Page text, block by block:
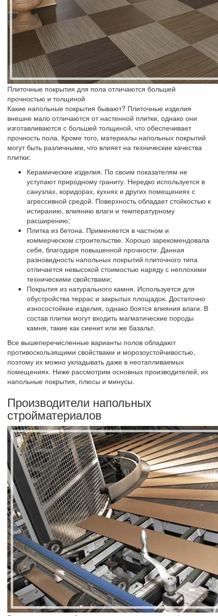
Плиточные покрытия для пола отличаются большей
прочностью и толщиной
Какие напольные покрытия бывают? Плиточные изделия
внешне мало отличаются от настенной плитки, однако они
изготавливаются с большей толщиной, что обеспечивает
прочность пола. Кроме того, материалы напольных покрытий
могут быть различными, что влияет на технические качества
плитки:
Керамические изделия. По своим показателям не
уступают природному граниту. Нередко используется в
санузлах, коридорах, кухнях и других помещениях с
агрессивной средой. Поверхность обладает стойкостью к
истиранию, влиянию влаги и температурному
расширению;
Плитка из бетона. Применяется в частном и
коммерческом строительстве. Хорошо зарекомендовала
себя, благодаря повышенной прочности. Данная
разновидность напольных покрытий плиточного типа
отличается невысокой стоимостью наряду с неплохими
техническими свойствами;
Покрытия из натурального камня. Используется для
обустройства террас и закрытых площадок. Достаточно
износостойкие изделия, однако боятся влияния влаги. В
состав плитки могут входить магматические породы
камня, такие как сиенит или же базальт.
Все вышеперечисленные варианты полов обладают
противоскользящими свойствами и морозоустойчивостью,
поэтому их можно укладывать даже в неотапливаемых
помещениях. Ниже рассмотрим основных производителей, их
напольные покрытия, плюсы и минусы.
Производители напольных
стройматериалов